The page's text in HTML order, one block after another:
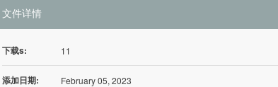
文件详情
下载s: 11
添加日期: February 05, 2023